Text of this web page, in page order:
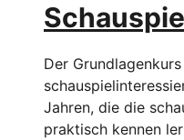
Der
Jahren, die die
praktisch kennen